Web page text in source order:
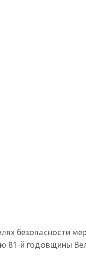
безопасности
81-й годовщины